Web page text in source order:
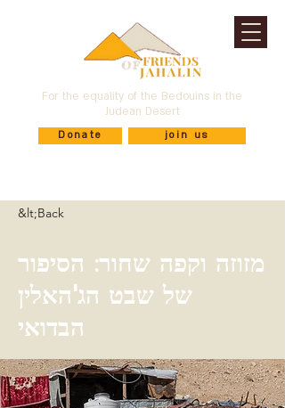
For the equality of the Bedouins in the
Judean Desert
Donate join us
&lt;Back
מזוזה וקפה שחור: הסיפור
של שבט הג'האלין
הבדואי